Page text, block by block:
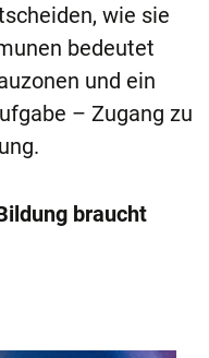
wie sie
bedeutet
und ein
– Zugang zu
braucht